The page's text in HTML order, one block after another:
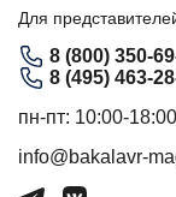
Для
8 (800) 350-
8 (495) 463-
пн-пт: 10:00-18:00
info@bakalavr-